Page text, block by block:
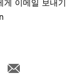
게 이메일 보내기